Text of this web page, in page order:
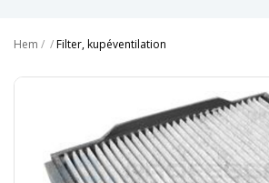
Hem / /Filter, kupéventilation